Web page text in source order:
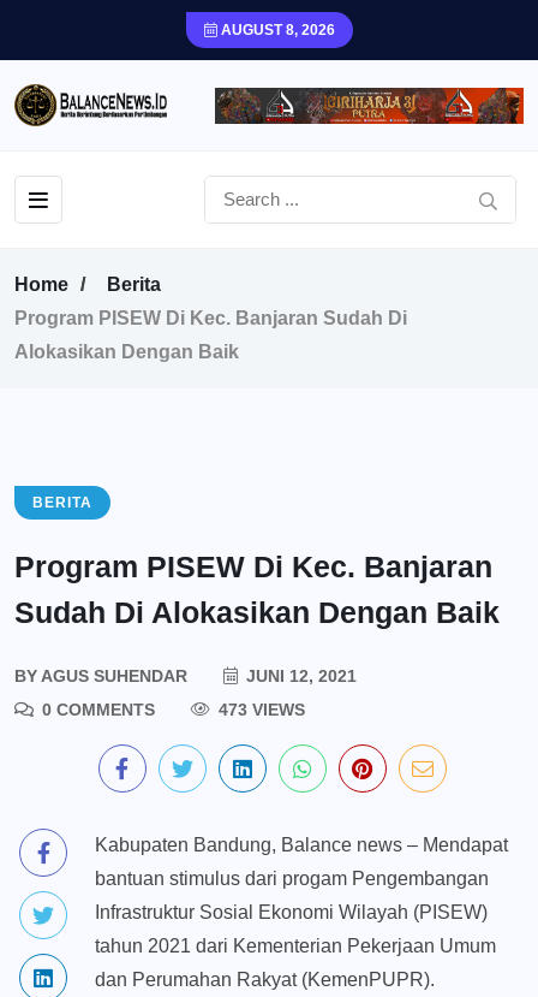
AUGUST 8, 2026
Home
Berita
Program PISEW Di Kec. Banjaran Sudah Di
Alokasikan Dengan Baik
BERITA
Program PISEW Di Kec. Banjaran
Sudah Di Alokasikan Dengan Baik
BYAGUS SUHENDAR
JUNI 12, 2021
0 COMMENTS
473 VIEWS
Kabupaten Bandung, Balance news – Mendapat
bantuan stimulus dari progam Pengembangan
Infrastruktur Sosial Ekonomi Wilayah (PISEW)
tahun 2021 dari Kementerian Pekerjaan Umum
dan Perumahan Rakyat (KemenPUPR).